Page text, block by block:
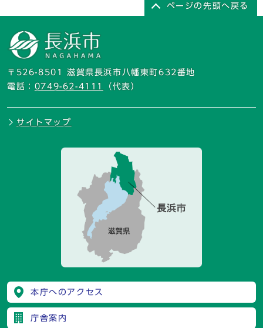
ページの先頭へ戻る
〒526-8501 滋賀県長浜市八幡東町632番地
電話： 0749-62-4111 （代表）
サイトマップ
本庁へのアクセス
庁舎案内